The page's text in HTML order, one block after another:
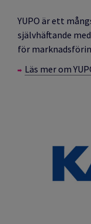
YUPO är ett
självhäftande
för
Läs mer om